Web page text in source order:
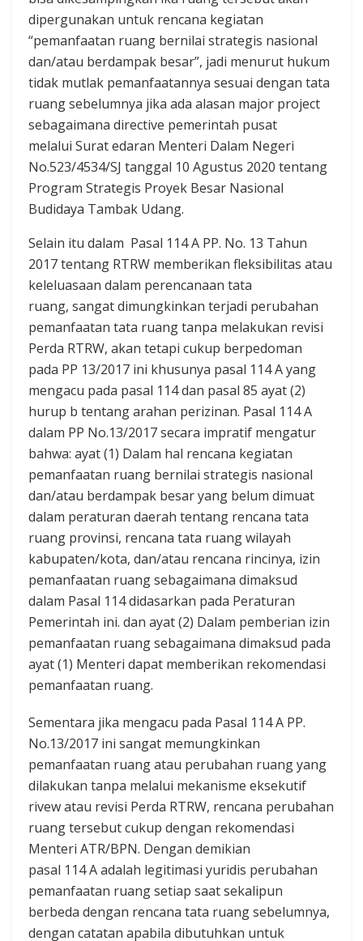
dipergunakan untuk rencana kegiatan
“pemanfaatan ruang bernilai strategis nasional
dan/atau berdampak besar”, jadi menurut hukum
tidak mutlak pemanfaatannya sesuai dengan tata
ruang sebelumnya jika ada alasan major project
sebagaimana directive pemerintah pusat
melalui Surat edaran Menteri Dalam Negeri
No.523/4534/SJ tanggal 10 Agustus 2020 tentang
Program Strategis Proyek Besar Nasional
Budidaya Tambak Udang.
Selain itu dalam ‎ Pasal 114 A PP. No. 13 Tahun
2017 tentang RTRW memberikan fleksibilitas atau
keleluasaan dalam perencanaan tata
ruang, sangat dimungkinkan terjadi perubahan
pemanfaatan tata ruang tanpa melakukan revisi
Perda RTRW, akan tetapi cukup berpedoman
pada PP ‎13/2017 ini khusunya pasal 114 A yang
mengacu pada pasal 114 dan pasal 85 ayat (2)
hurup b tentang arahan perizinan. Pasal 114 A
dalam PP No.13/2017 secara impratif mengatur
bahwa: ayat (1) Dalam hal rencana kegiatan
pemanfaatan ruang bernilai strategis nasional
dan/atau berdampak besar yang belum dimuat
dalam peraturan daerah tentang rencana tata
ruang provinsi, rencana tata ruang wilayah
kabupaten/kota, dan/atau rencana rincinya, izin
pemanfaatan ruang sebagaimana dimaksud
dalam Pasal 114 didasarkan pada Peraturan
Pemerintah ini. dan ayat (2) Dalam pemberian izin
pemanfaatan ruang sebagaimana dimaksud pada
ayat (1) Menteri dapat memberikan rekomendasi
pemanfaatan ruang.‎
Sementara jika ‎mengacu pada Pasal 114 A PP.
No.13/2017 ini sangat memungkinkan
pemanfaatan ruang atau perubahan ruang yang
dilakukan tanpa melalui mekanisme eksekutif
rivew atau revisi Perda RTRW, rencana perubahan
ruang tersebut cukup dengan rekomendasi
Menteri ATR/BPN. Dengan demikian
pasal 114 A adalah legitimasi yuridis perubahan
pemanfaatan ruang setiap saat sekalipun
berbeda dengan rencana tata ruang sebelumnya,
dengan catatan apabila dibutuhkan untuk